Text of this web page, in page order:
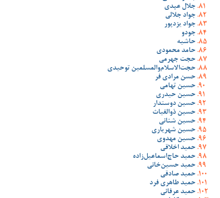
جلال عبدی
جواد جلالی
جواد یزدپور
جودو
حاشیه
حامد محمودی
حجت جهرمی
حجت‌الاسلام‌والمسلمین توحیدی
حسن مرادی فر
حسین تهامی
حسین حیدری
حسین دوستدار
حسین ذوالغیاث
حسین شنانی
حسین شهریاری
حسین مهدوی
حمید اخلاقی
حمید حاج‌اسماعیل‌زاده
حمید حسین‌خانی
حمید صادقی
حمید طاهری فرد
حمید عرفانی